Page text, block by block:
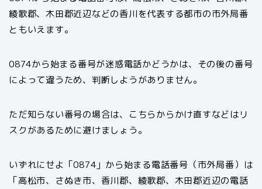
綾歌郡、木田郡近辺などの香川を代表する都市の市外局番
ともいえます。
0874から始まる番号が迷惑電話かどうかは、その後の番号
によって違うため、判断しようがありません。
ただ知らない番号の場合は、こちらからかけ直すなどはリ
スクがあるために避けましょう。
いずれにせよ「0874」から始まる電話番号（市外局番）は
「高松市、さぬき市、香川郡、綾歌郡、木田郡近辺の電話